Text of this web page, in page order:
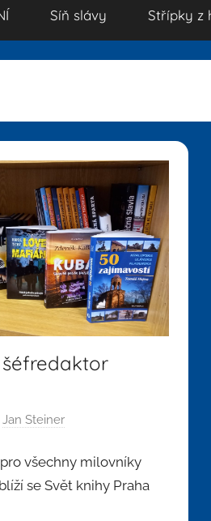
Síň slávy Střípky z
Jan Steiner
všechny milovníky
se Svět knihy Praha